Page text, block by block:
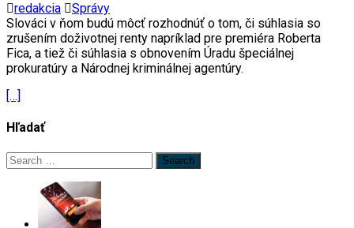
redakcia
Správy
Slováci v ňom budú môcť rozhodnúť o tom, či súhlasia so
zrušením doživotnej renty napríklad pre premiéra Roberta
Fica, a tiež či súhlasia s obnovením Úradu špeciálnej
prokuratúry a Národnej kriminálnej agentúry.
[…]
Hľadať
Search
for: